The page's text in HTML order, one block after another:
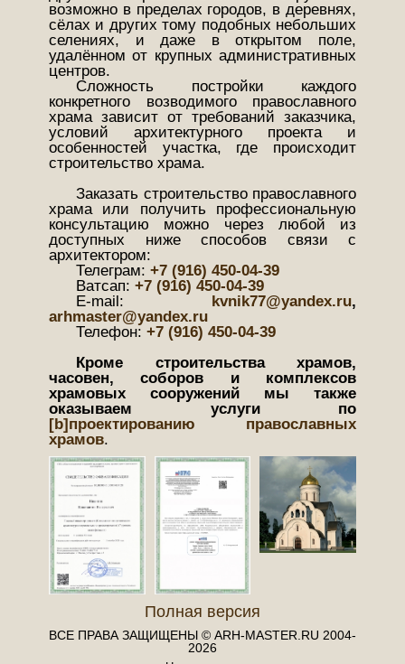
возможно в пределах городов, в деревнях,
сёлах и других тому подобных небольших
селениях, и даже в открытом поле,
удалённом от крупных административных
центров.
Сложность постройки каждого
конкретного возводимого православного
храма зависит от требований заказчика,
условий архитектурного проекта и
особенностей участка, где происходит
строительство храма.
Заказать строительство православного
храма или получить профессиональную
консультацию можно через любой из
доступных ниже способов связи с
архитектором:
Телеграм: +7 (916) 450-04-39
Ватсап: +7 (916) 450-04-39
Е-mail: kvnik77@yandex.ru,
arhmaster@yandex.ru
Телефон: +7 (916) 450-04-39
Кроме строительства храмов,
часовен, соборов и комплексов
храмовых сооружений мы также
оказываем услуги по
[b]проектированию православных
храмов.
Полная версия
ВСЕ ПРАВА ЗАЩИЩЕНЫ © ARH-MASTER.RU 2004-
2026